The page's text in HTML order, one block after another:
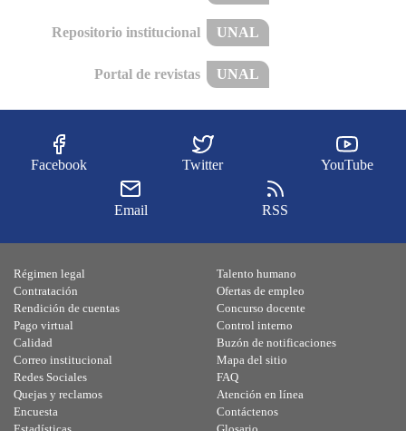
Repositorio institucional UNAL
Portal de revistas UNAL
Facebook Twitter YouTube
Email RSS
Régimen legal
Contratación
Rendición de cuentas
Pago virtual
Calidad
Talento humano
Ofertas de empleo
Concurso docente
Control interno
Buzón de notificaciones
Correo institucional
Redes Sociales
Quejas y reclamos
Encuesta
Mapa del sitio
FAQ
Atención en línea
Contáctenos